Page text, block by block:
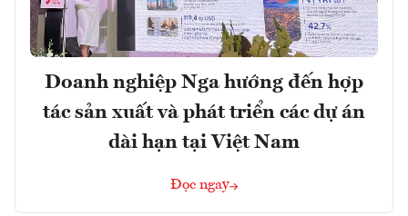
Doanh nghiệp Nga hướng đến hợp
tác sản xuất và phát triển các dự án
dài hạn tại Việt Nam
Đọc ngay